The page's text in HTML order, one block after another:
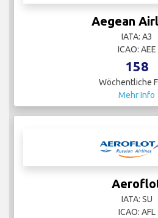
Aegean
IATA: A3
ICAO: AEE
158
Wöchentliche
Mehr Info
IATA: SU
ICAO: AFL